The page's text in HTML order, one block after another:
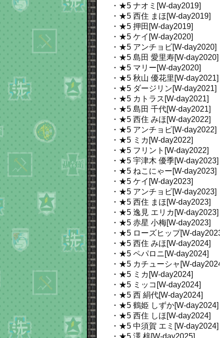
・★5 ナオミ[W-day2019]
・★5 西住 まほ[W-day2019]
・★5 押田[W-day2019]
・★5 ケイ[W-day2020]
・★5 アンチョビ[W-day2020]
・★5 島田 愛里寿[W-day2020]
・★5 マリー[W-day2020]
・★5 秋山 優花里[W-day2021]
・★5 ダージリン[W-day2021]
・★5 カトラス[W-day2021]
・★5 島田 千代[W-day2021]
・★5 西住 みほ[W-day2022]
・★5 アンチョビ[W-day2022]
・★5 ミカ[W-day2022]
・★5 フリント[W-day2022]
・★5 宇津木 優季[W-day2023]
・★5 ねこにゃー[W-day2023]
・★5 ケイ[W-day2023]
・★5 アンチョビ[W-day2023]
・★5 西住 まほ[W-day2023]
・★5 逸見 エリカ[W-day2023]
・★5 赤星 小梅[W-day2023]
・★5 ローズヒップ[W-
・★5 西住 みほ[W-day2024]
・★5 ペパロニ[W-day2024]
・★5 カチューシャ[W-
・★5 ミカ[W-day2024]
・★5 ミッコ[W-day2024]
・★5 西 絹代[W-day2024]
・★5 鶴姫 しずか[W-day2024]
・★5 西住 しほ[W-day2024]
・★5 中須賀 エミ[W-day2024]
・★5 澤 梓[W-day2025]